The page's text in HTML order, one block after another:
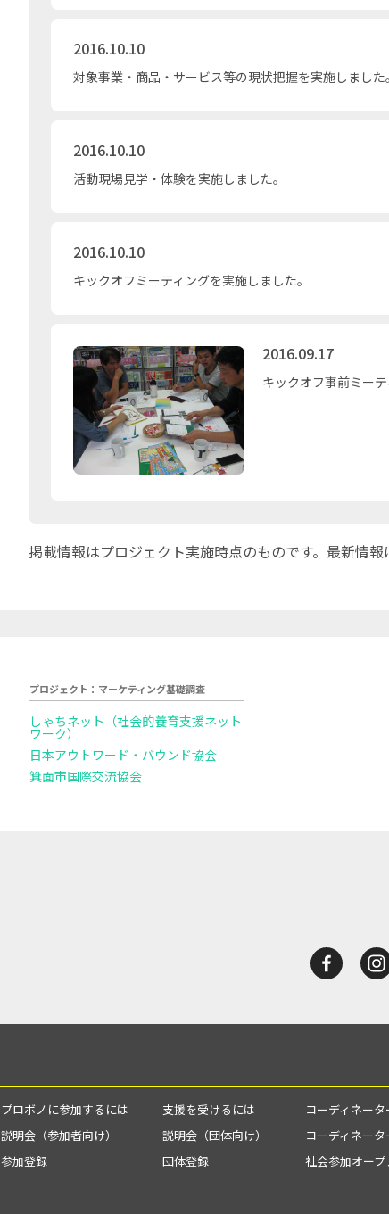
2016.10.10
対象事業・商品・サービス等の現状把握を実施しました。
2016.10.10
活動現場見学・体験を実施しました。
2016.10.10
キックオフミーティングを実施しました。
2016.09.17
キックオフ事前ミー
掲載情報はプロジェクト実施時点のものです。最新情
プロジェクト：マーケティング基礎調査
しゃちネット（社会的養育支援ネット
ワーク）
日本アウトワード・バウンド協会
箕面市国際交流協会
プロボノに参加するには
説明会（参加者向け）
参加登録
支援を受けるには
説明会（団体向け）
団体登録
コーディネー
コーディネー
社会参加オープ